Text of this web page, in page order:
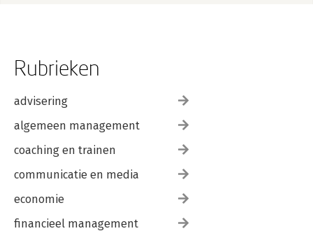
Rubrieken
advisering
algemeen management
coaching en trainen
communicatie en media
economie
financieel management